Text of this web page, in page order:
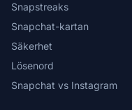
Snapstreaks
Snapchat-kartan
Säkerhet
Lösenord
Snapchat vs Instagram